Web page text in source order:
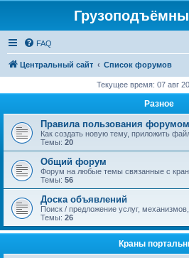
FAQ
Центральный сайт Список форумов
Текущее время: 07 авг
Разное
Правила пользования форумом
Как создать новую тему, приложить
Темы: 20
Общий форум
Форум на любые темы связанные с
Темы: 56
Доска объявлений
Поиск / предложение услуг,
Темы: 26
Краны